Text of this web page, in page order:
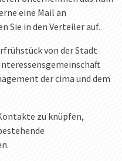
eine Mail an
Sie in den Verteiler auf.
von der Stadt
der cima und dem
zu knüpfen,